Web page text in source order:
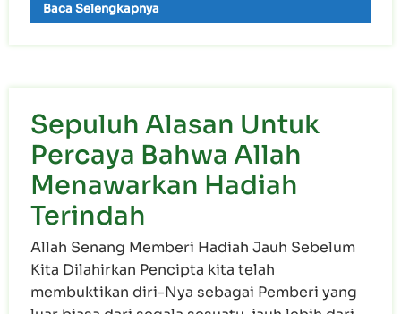
Baca Selengkapnya
Sepuluh Alasan Untuk
Percaya Bahwa Allah
Menawarkan Hadiah
Terindah
Allah Senang Memberi Hadiah Jauh Sebelum
Kita Dilahirkan Pencipta kita telah
membuktikan diri-Nya sebagai Pemberi yang